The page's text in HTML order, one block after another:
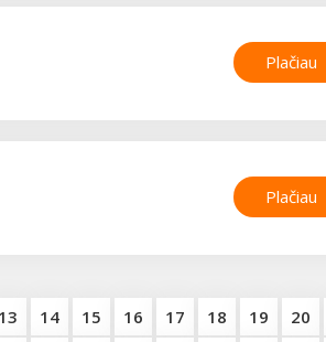
Plačiau
Plačiau
13 14 15 16 17 18 19 20